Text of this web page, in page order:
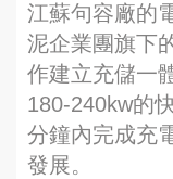
江蘇句容廠的
泥企業團旗下
作建立充儲一
180-240kw的
分鐘內完成充
發展。